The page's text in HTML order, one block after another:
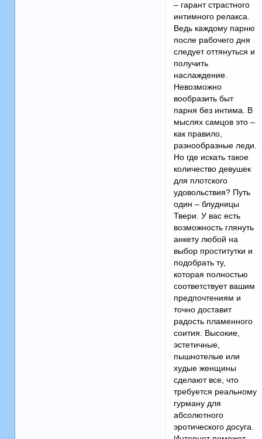
– гарант страстного
интимного релакса.
Ведь каждому парню
после рабочего дня
следует оттянуться и
получить
наслаждение.
Невозможно
вообразить быт
парня без интима. В
мыслях самцов это –
как правило,
разнообразные леди.
Но где искать такое
количество девушек
для плотского
удовольствия? Путь
один – блудницы
Твери. У вас есть
возможность глянуть
анкету любой на
выбор проститутки и
подобрать ту,
которая полностью
соответствует вашим
предпочтениям и
точно доставит
радость пламенного
соития. Высокие,
эстетичные,
пышнотелые или
худые женщины
сделают все, что
требуется реальному
гурману для
абсолютного
эротического досуга.